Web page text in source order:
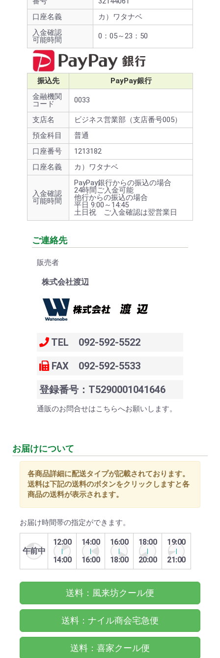
口座名義
カ）ワタナベ
入金確認
可能時間
0：05～23：50
振込先
PayPay銀行
金融機関
コード
0033
支店名
ビジネス営業部（支店番号005）
預金科目
普通
口座番号
1213182
口座名義
カ）ワタナベ
入金確認
可能時間
PayPay銀行からの振込の場合
24時間ご入金可能
他行からの振込の場合
平日 9:00～14:45
土日祝 ご入金確認は翌営業日
ご連絡先
販売者
株式会社渡辺
TEL 092-592-5522
FAX 092-592-5533
登録番号：T5290001041646
通販のお問合せはこちらへお願いします。
お届けについて
各商品詳細に配送タイプが記載されております。
送料は下記の送料のボタンをクリックしますと各
商品の送料が表示されます。
お届け時間帯の指定ができます。
午前中
12:00
14:00
14:00
16:00
16:00
18:00
18:00
20:00
19:00
21:00
送料：風来坊クール便
送料：ナイル商会宅急便
送料：喜家クール便